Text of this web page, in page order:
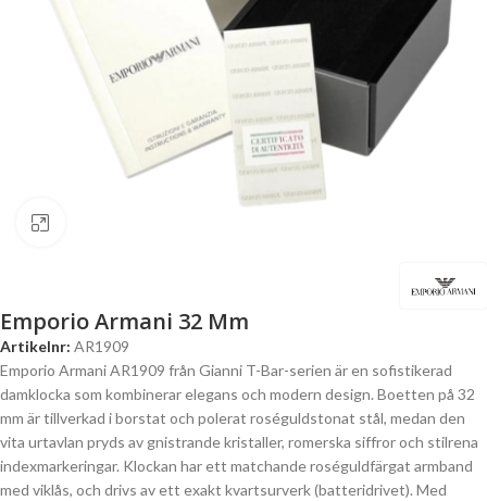
Emporio Armani 32 Mm
Artikelnr: AR1909
Emporio Armani AR1909 från Gianni T-Bar-serien är en sofistikerad
damklocka som kombinerar elegans och modern design. Boetten på 32
mm är tillverkad i borstat och polerat roséguldstonat stål, medan den
vita urtavlan pryds av gnistrande kristaller, romerska siffror och stilrena
indexmarkeringar. Klockan har ett matchande roséguldfärgat armband
med viklås, och drivs av ett exakt kvartsurverk (batteridrivet). Med